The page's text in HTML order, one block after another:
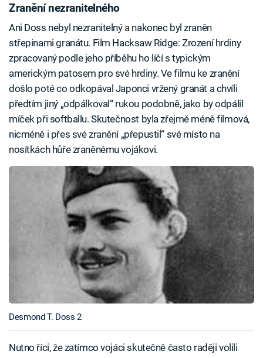
Zranění nezranitelného
Ani Doss nebyl nezranitelný a nakonec byl zraněn
střepinami granátu. Film Hacksaw Ridge: Zrození hrdiny
zpracovaný podle jeho příběhu ho líčí s typickým
americkým patosem pro své hrdiny. Ve filmu ke zranění
došlo poté co odkopával Japonci vržený granát a chvíli
předtím jiný „odpálkoval“ rukou podobně, jako by odpálil
míček při softballu. Skutečnost byla zřejmě méně filmová,
nicméně i přes své zranění „přepustil“ své místo na
nosítkách hůře zraněnému vojákovi.
Desmond T. Doss 2
Nutno říci, že zatímco vojáci skutečně často raději volili